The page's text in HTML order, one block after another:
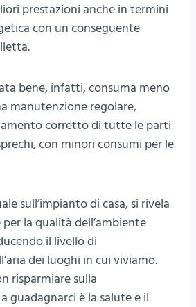
prestazioni anche in termini
con un conseguente
bene, infatti, consuma meno
manutenzione regolare,
corretto di tutte le parti
con minori consumi per le
sull’impianto di casa, si rivela
la qualità dell’ambiente
il livello di
dei luoghi in cui viviamo.
risparmiare sulla
guadagnarci è la salute e il